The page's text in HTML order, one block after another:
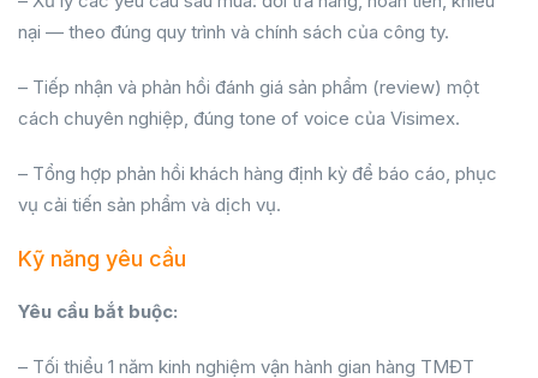
nại — theo đúng quy trình và chính sách của công ty.
– Tiếp nhận và phản hồi đánh giá sản phẩm (review) một
cách chuyên nghiệp, đúng tone of voice của Visimex.
– Tổng hợp phản hồi khách hàng định kỳ để báo cáo, phục
vụ cải tiến sản phẩm và dịch vụ.
Kỹ năng yêu cầu
Yêu cầu bắt buộc:
– Tối thiểu 1 năm kinh nghiệm vận hành gian hàng TMĐT